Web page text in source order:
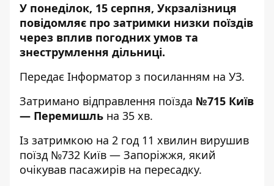
У понеділок, 15 серпня, Укрзалізниця
повідомляє про затримки низки поїздів
через вплив погодних умов та
знеструмлення дільниці.
Передає Інформатор з посиланням на УЗ.
Затримано відправлення поїзда №715 Київ
— Перемишль на 35 хв.
Із затримкою на 2 год 11 хвилин вирушив
поїзд №732 Київ — Запоріжжя, який
очікував пасажирів на пересадку.